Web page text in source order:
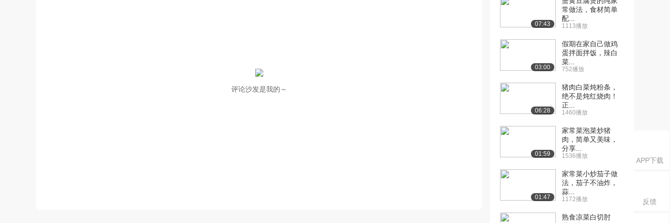
APP下载
反馈
评论沙发是我的～
07:43
常做法，食材简单
配...
1113播放
03:00
假期在家自己做鸡
蛋拌面拌饭，辣白
菜...
752播放
06:28
猪肉白菜炖粉条，
绝不是炖红烧肉！
正...
1460播放
01:59
家常菜泡菜炒猪
肉，简单又美味，
分享...
1536播放
01:47
家常菜小炒茄子做
法，茄子不油炸，
蒜...
1172播放
熟食凉菜白切肘